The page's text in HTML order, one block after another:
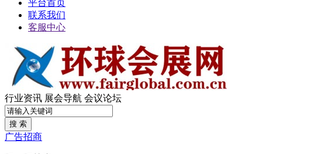
平台首页
联系我们
客服中心
行业资讯 展会导航 会议论坛
搜 索
广告招商